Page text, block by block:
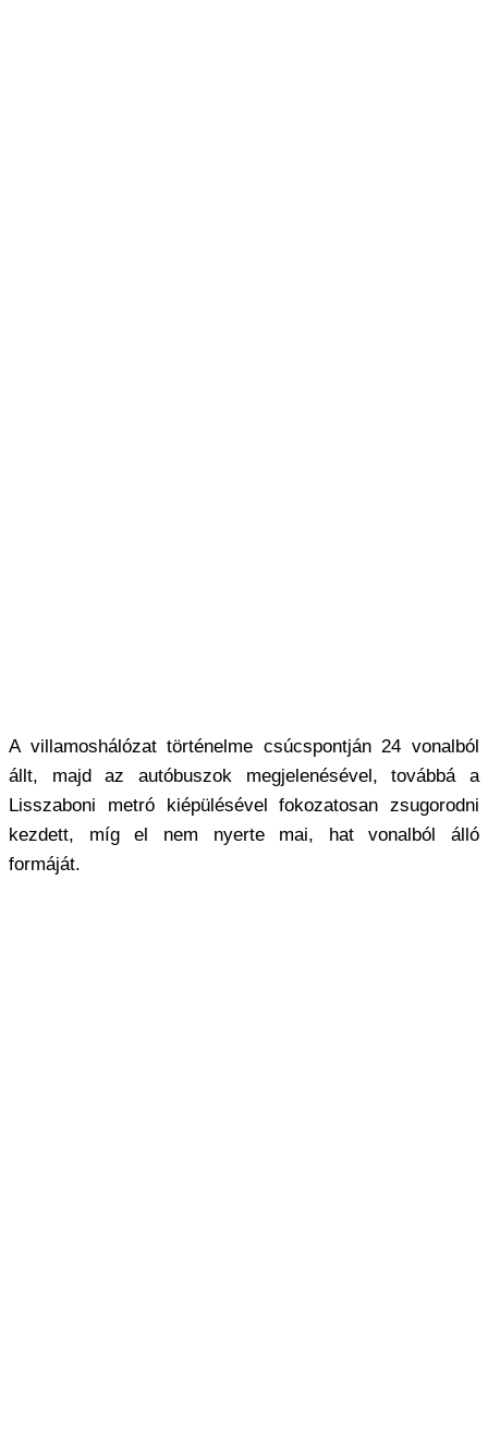
A villamoshálózat történelme csúcspontján 24 vonalból
állt, majd az autóbuszok megjelenésével, továbbá a
Lisszaboni metró kiépülésével fokozatosan zsugorodni
kezdett, míg el nem nyerte mai, hat vonalból álló
formáját.